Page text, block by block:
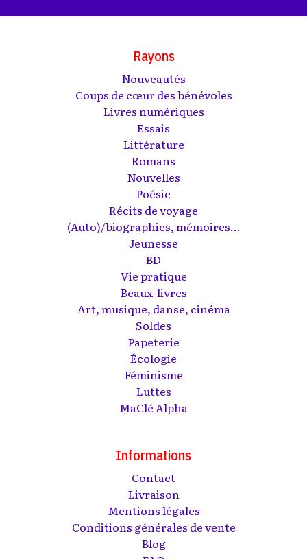
Rayons
Nouveautés
Coups de cœur des bénévoles
Livres numériques
Essais
Littérature
Romans
Nouvelles
Poésie
Récits de voyage
(Auto)/biographies, mémoires...
Jeunesse
BD
Vie pratique
Beaux-livres
Art, musique, danse, cinéma
Soldes
Papeterie
Écologie
Féminisme
Luttes
MaClé Alpha
Informations
Contact
Livraison
Mentions légales
Conditions générales de vente
Blog